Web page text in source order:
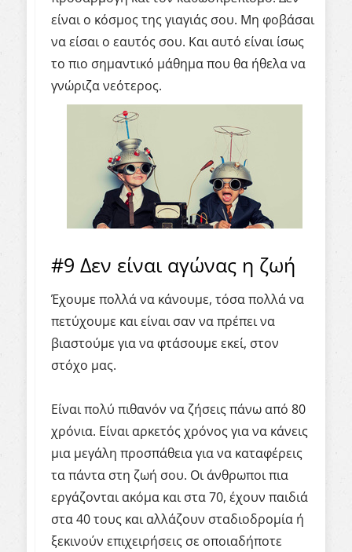
είναι ο κόσμος της γιαγιάς σου. Μη φοβάσαι
να είσαι ο εαυτός σου. Και αυτό είναι ίσως
το πιο σημαντικό μάθημα που θα ήθελα να
γνώριζα νεότερος.
#9 Δεν είναι αγώνας η ζωή
Έχουμε πολλά να κάνουμε, τόσα πολλά να
πετύχουμε και είναι σαν να πρέπει να
βιαστούμε για να φτάσουμε εκεί, στον
στόχο μας.
Είναι πολύ πιθανόν να ζήσεις πάνω από 80
χρόνια. Είναι αρκετός χρόνος για να κάνεις
μια μεγάλη προσπάθεια για να καταφέρεις
τα πάντα στη ζωή σου. Οι άνθρωποι πια
εργάζονται ακόμα και στα 70, έχουν παιδιά
στα 40 τους και αλλάζουν σταδιοδρομία ή
ξεκινούν επιχειρήσεις σε οποιαδήποτε